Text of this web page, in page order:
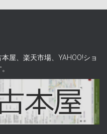
屋、楽天市場、YAHOO!ショ